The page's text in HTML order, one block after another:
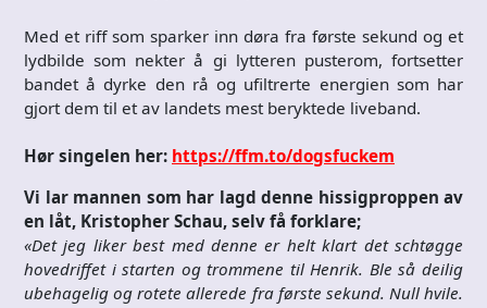
Med et riff som sparker inn døra fra første sekund og et
lydbilde som nekter å gi lytteren pusterom, fortsetter
bandet å dyrke den rå og ufiltrerte energien som har
gjort dem til et av landets mest beryktede liveband.
Hør singelen her: https://ffm.to/dogsfuckem
Vi lar mannen som har lagd denne hissigproppen av
en låt, Kristopher Schau, selv få forklare;
«Det jeg liker best med denne er helt klart det schtøgge
hovedriffet i starten og trommene til Henrik. Ble så deilig
ubehagelig og rotete allerede fra første sekund. Null hvile.